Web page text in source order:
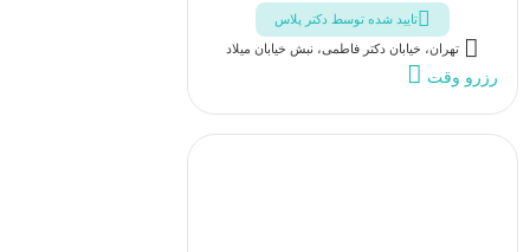
تایید شده توسط دکتر پلاس
تهران، خیابان دکتر فاطمی، نبش خیابان میلاد
رزرو وقت